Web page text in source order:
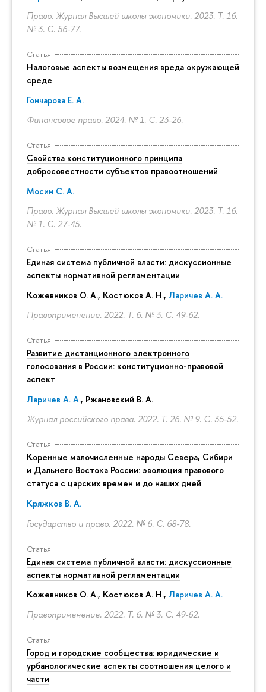
Право. Журнал Высшей школы экономики. 2023. Т. 16.
№ 3. С. 56-77.
Статья
Налоговые аспекты возмещения вреда окружающей
среде
Гончарова Е. А.
Финансовое право. 2024. № 1. С. 23-26.
Статья
Свойства конституционного принципа
добросовестности субъектов правоотношений
Мосин С. А.
Право. Журнал Высшей школы экономики. 2023. Т. 16.
№ 1. С. 27-45.
Статья
Единая система публичной власти: дискуссионные
аспекты нормативной регламентации
Кожевников О. А., Костюков А. Н., Ларичев А. А.
Правоприменение. 2022. Т. 6. № 3. С. 49-62.
Статья
Развитие дистанционного электронного
голосования в России: конституционно-правовой
аспект
Ларичев А. А., Ржановский В. А.
Журнал российского права. 2022. Т. 26. № 9. С. 35-52.
Статья
Коренные малочисленные народы Севера, Сибири
и Дальнего Востока России: эволюция правового
статуса с царских времен и до наших дней
Кряжков В. А.
Государство и право. 2022. № 6. С. 68-78.
Статья
Единая система публичной власти: дискуссионные
аспекты нормативной регламентации
Кожевников О. А., Костюков А. Н., Ларичев А. А.
Правоприменение. 2022. Т. 6. № 3. С. 49-62.
Статья
Город и городские сообщества: юридические и
урбанологические аспекты соотношения целого и
части